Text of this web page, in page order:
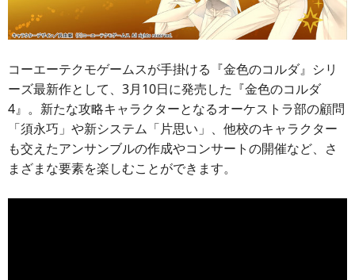
コーエーテクモゲームスが手掛ける『金色のコルダ』シリ
ーズ最新作として、3月10日に発売した『金色のコルダ
4』。新たな攻略キャラクターとなるオーケストラ部の顧問
「須永巧」や新システム「片思い」、他校のキャラクター
も交えたアンサンブルの作成やコンサートの開催など、さ
まざまな要素を楽しむことができます。